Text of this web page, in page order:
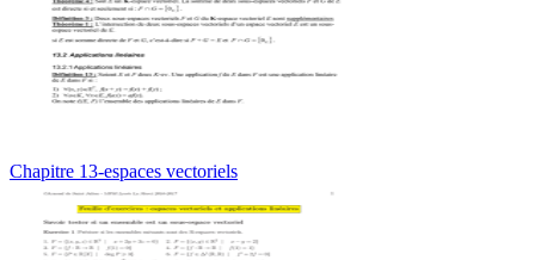
Chapitre 13-espaces vectoriels